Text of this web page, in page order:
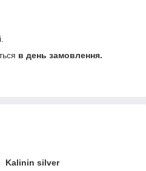
в день замовлення.
Kalinin silver